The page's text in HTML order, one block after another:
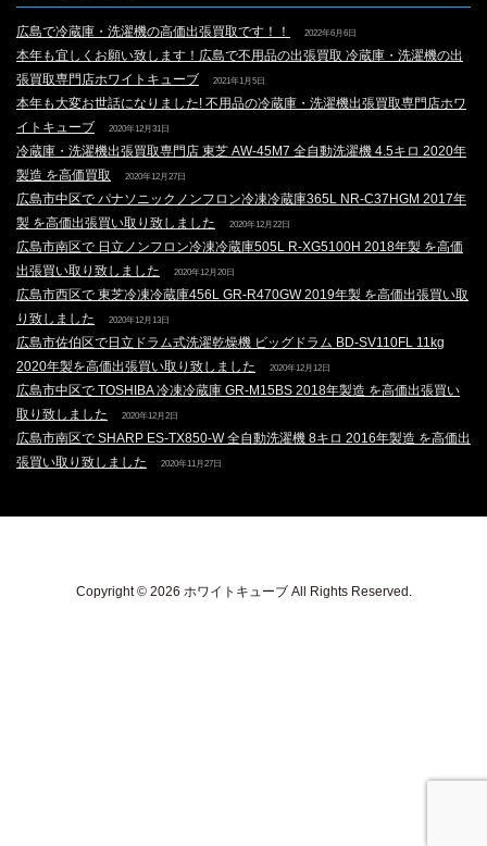
広島で冷蔵庫・洗濯機の高価出張買取です！！ 2022年6月6日
本年も宜しくお願い致します！広島で不用品の出張買取 冷蔵庫・洗濯機の出
張買取専門店ホワイトキューブ
2021年1月5日
本年も大変お世話になりました! 不用品の冷蔵庫・洗濯機出張買取専門店ホワ
イトキューブ
2020年12月31日
冷蔵庫・洗濯機出張買取専門店 東芝 AW-45M7 全自動洗濯機 4.5キロ 2020年
製造 を高価買取
2020年12月27日
広島市中区で パナソニックノンフロン冷凍冷蔵庫365L NR-C37HGM 2017年
製 を高価出張買い取り致しました
2020年12月22日
広島市南区で 日立ノンフロン冷凍冷蔵庫505L R-XG5100H 2018年製 を高価
出張買い取り致しました
2020年12月20日
広島市西区で 東芝冷凍冷蔵庫456L GR-R470GW 2019年製 を高価出張買い取
り致しました
2020年12月13日
広島市佐伯区で日立ドラム式洗濯乾燥機 ビッグドラム BD-SV110FL 11kg
2020年製を高価出張買い取り致しました
2020年12月12日
広島市中区で TOSHIBA 冷凍冷蔵庫 GR-M15BS 2018年製造 を高価出張買い
取り致しました
2020年12月2日
広島市南区で SHARP ES-TX850-W 全自動洗濯機 8キロ 2016年製造 を高価出
張買い取り致しました
2020年11月27日
Copyright © 2026 ホワイトキューブ All Rights Reserved.